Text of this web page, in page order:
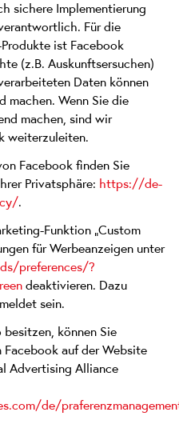
sichere Implementierung
Für die
ist Facebook
(z.B. Auskunftsersuchen)
Daten können
machen. Wenn Sie die
machen, sind wir
weiterzuleiten.
Facebook finden Sie
Privatsphäre: https://de-
.
Funktion „Custom
für Werbeanzeigen unter
preferences/?
deaktivieren. Dazu
sein.
besitzen, können Sie
auf der Website
Advertising Alliance
de/